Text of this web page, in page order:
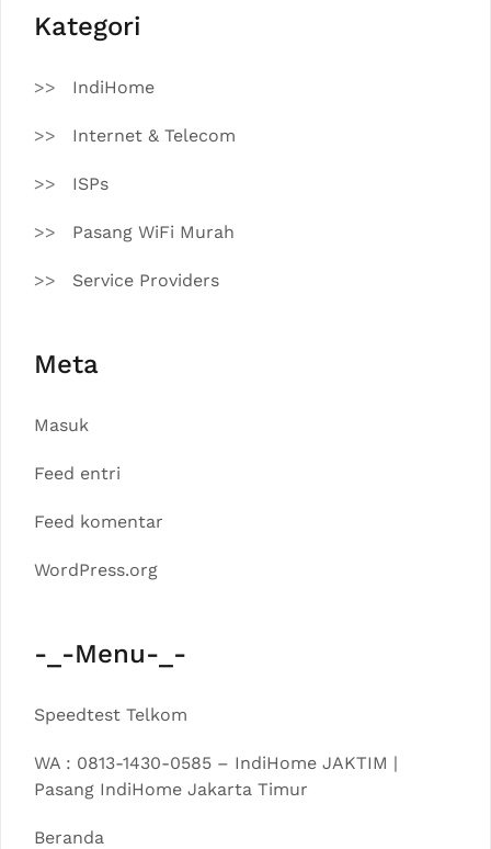
Kategori
IndiHome
Internet & Telecom
ISPs
Pasang WiFi Murah
Service Providers
Meta
Masuk
Feed entri
Feed komentar
WordPress.org
-_-Menu-_-
Speedtest Telkom
WA : 0813-1430-0585 – IndiHome JAKTIM |
Pasang IndiHome Jakarta Timur
Beranda